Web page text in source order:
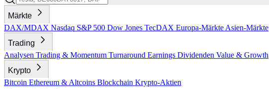
Märkte
DAX/MDAX Nasdaq S&P 500 Dow Jones TecDAX Europa-Märkte Asien-Märkte
Trading
Analysen Trading & Momentum Turnaround Earnings Dividenden Value & Growth
Krypto
Bitcoin Ethereum & Altcoins Blockchain Krypto-Aktien